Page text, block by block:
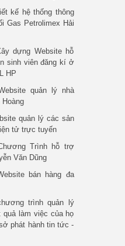
kế hệ thống thông
Gas Petrolimex Hải
dựng Website hỗ
sinh viên đăng kí ở
HP
quản lý nhà
Hoàng
quản lý các sản
tử trực tuyến
Trình hỗ trợ
Văn Dũng
bán hàng đa
trình quản lý
quả làm việc của họ
phát hành tin tức -